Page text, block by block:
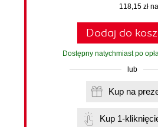
118,15 zł
Dodaj do
Dostępny natychmiast po
lub
Kup na
Kup 1-